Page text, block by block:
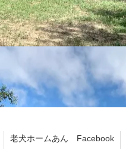
老犬ホームあん Facebook